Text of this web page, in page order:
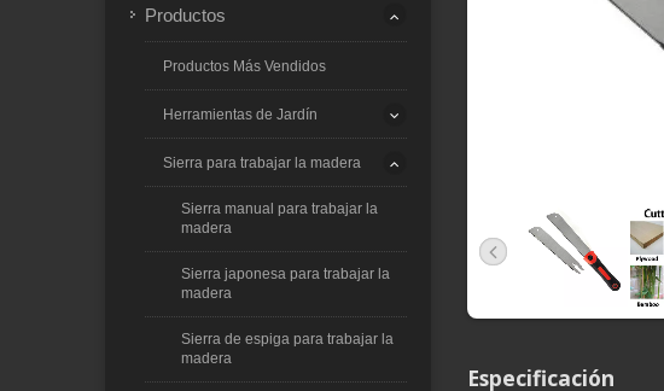
Productos
Productos Más Vendidos
Herramientas de Jardín
Sierra para trabajar la madera
Sierra manual para trabajar la
madera
Sierra japonesa para trabajar la
madera
Sierra de espiga para trabajar la
madera
Especificación